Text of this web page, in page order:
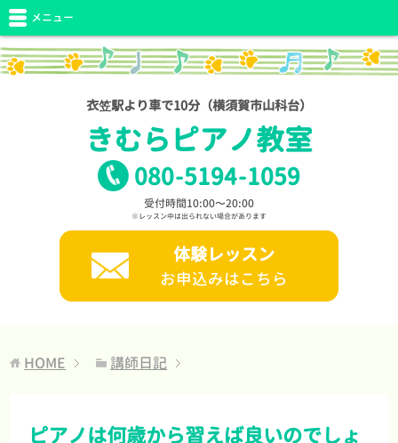
衣笠駅より車で10分（横須賀市山科台）
きむらピアノ教室
080-5194-1059
受付時間10:00〜20:00
※レッスン中は出られない場合があります
体験レッスン
お申込みはこちら
メニュー
HOME 講師日記
ピアノは何歳から習えば良いのでしょ